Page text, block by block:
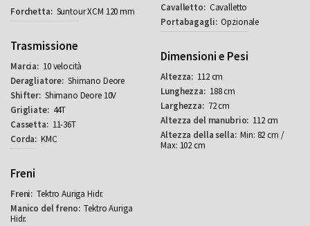
Suntour XCM 120 mm
Trasmissione
10 velocità
Shimano Deore
Shimano Deore 10V
44T
11-36T
KMC
Freni
Tektro Auriga Hidr.
Tektro Auriga
Hidr.
Cavalletto
Opzionale
Dimensioni e Pesi
112 cm
188 cm
72 cm
112 cm
Min: 82 cm /
Max: 102 cm